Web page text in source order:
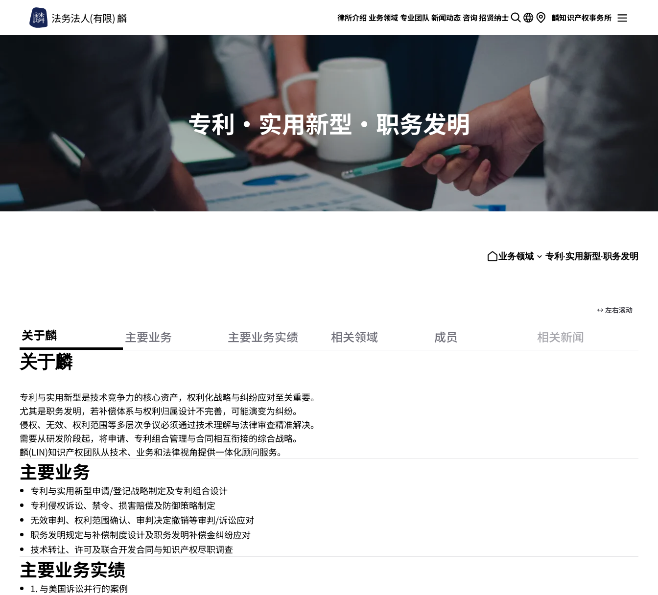
法务法人(有限) 麟 律所介绍业务领域专业团队新闻动态咨询招贤纳士 麟知识产权事务所
专利·实用新型·职务发明
业务领域 专利·实用新型·职务发明
↔ 左右滚动
关于麟 主要业务 主要业务实绩 相关领域 成员 相关新闻
关于麟
专利与实用新型是技术竞争力的核心资产，权利化战略与纠纷应对至关重要。
尤其是职务发明，若补偿体系与权利归属设计不完善，可能演变为纠纷。
侵权、无效、权利范围等多层次争议必须通过技术理解与法律审查精准解决。
需要从研发阶段起，将申请、专利组合管理与合同相互衔接的综合战略。
麟(LIN)知识产权团队从技术、业务和法律视角提供一体化顾问服务。
主要业务
专利与实用新型申请/登记战略制定及专利组合设计
专利侵权诉讼、禁令、损害赔偿及防御策略制定
无效审判、权利范围确认、审判决定撤销等审判/诉讼应对
职务发明规定与补偿制度设计及职务发明补偿金纠纷应对
技术转让、许可及联合开发合同与知识产权尽职调查
主要业务实绩
1. 与美国诉讼并行的案例